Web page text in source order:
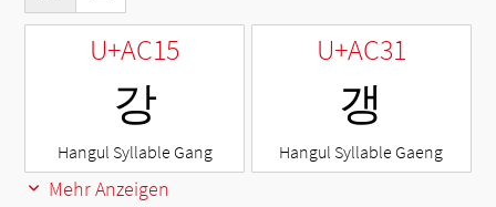
U+AC15
강
Hangul Syllable Gang
U+AC31
갱
Hangul Syllable Gaeng
Mehr Anzeigen